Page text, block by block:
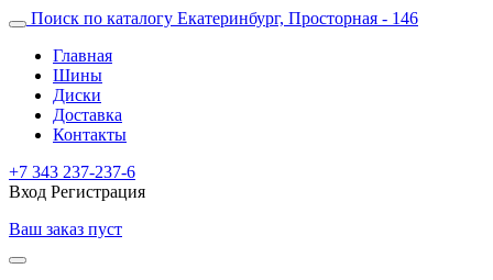
Поиск по каталогу Екатеринбург, Просторная - 146
Главная
Шины
Диски
Доставка
Контакты
+7 343 237-237-6
Вход Регистрация
Ваш заказ пуст